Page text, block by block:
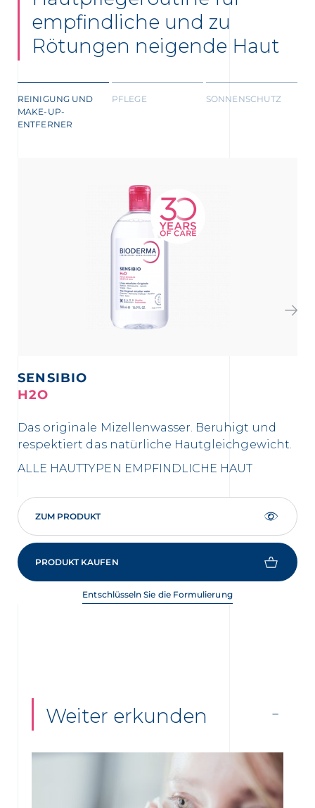
empfindliche und zu
Rötungen neigende Haut
REINIGUNG UND
MAKE-UP-
ENTFERNER
PFLEGE SONNENSCHUTZ
SENSIBIO
H2O
Das originale Mizellenwasser. Beruhigt und
respektiert das natürliche Hautgleichgewicht.
ALLE HAUTTYPEN EMPFINDLICHE HAUT
ZUM PRODUKT
PRODUKT KAUFEN
Entschlüsseln Sie die Formulierung
Weiter erkunden